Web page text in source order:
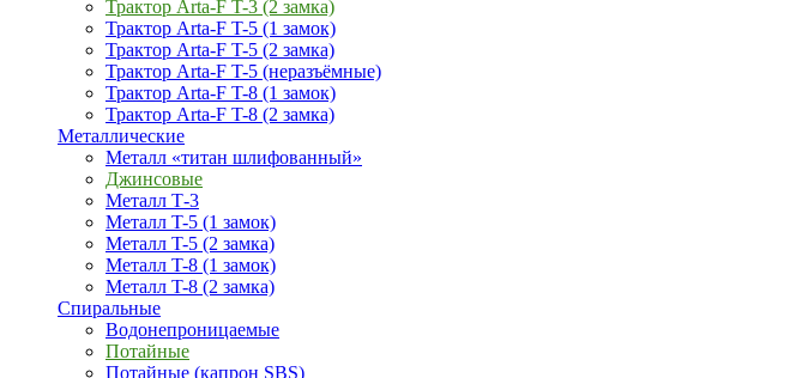
Трактор Arta-F T-3 (2 замка)
Трактор Arta-F T-5 (1 замок)
Трактор Arta-F T-5 (2 замка)
Трактор Arta-F T-5 (неразъёмные)
Трактор Arta-F T-8 (1 замок)
Трактор Arta-F T-8 (2 замка)
Металлические
Металл «титан шлифованный»
Джинсовые
Металл Т-3
Металл T-5 (1 замок)
Металл T-5 (2 замка)
Металл T-8 (1 замок)
Металл T-8 (2 замка)
Спиральные
Водонепроницаемые
Потайные
Потайные (капрон SBS)